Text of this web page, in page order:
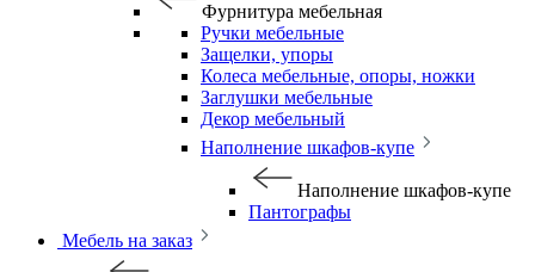
Фурнитура мебельная
Ручки мебельные
Защелки, упоры
Колеса мебельные, опоры, ножки
Заглушки мебельные
Декор мебельный
Наполнение шкафов-купе
Наполнение шкафов-купе
Пантографы
Мебель на заказ